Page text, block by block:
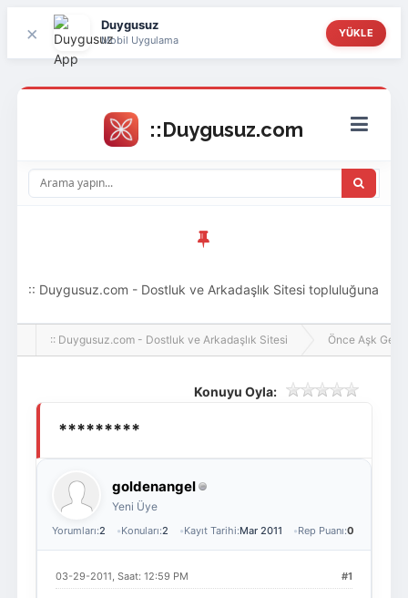
× Duygusuz
Mobil Uygulama
YÜKLE
Giriş Yap
:: Duygusuz.com - Dostluk ve Arkadaşlık Sitesi topluluğuna
hoş geldin ziyaretçi! Aramıza katılmak istersen kayıt
:: Duygusuz.com - Dostluk ve Arkadaşlık Sitesi Önce Aşk Gelir
Konuyu Oyla:
*********
goldenangel
Yeni Üye
Yorumları:2 Konuları:2 Kayıt Tarihi:Mar 2011 Rep Puanı:0
#1
03-29-2011, Saat: 12:59 PM